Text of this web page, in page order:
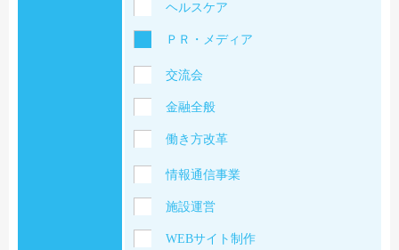
ヘルスケア
ＰＲ・メディア
交流会
金融全般
働き方改革
情報通信事業
施設運営
WEBサイト制作